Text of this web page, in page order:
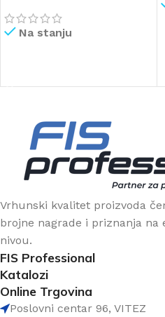
Na stanju
Vrhunski kvalitet proizvoda
brojne nagrade i priznanja na
nivou.
FIS Professional
Katalozi
Online Trgovina
Poslovni centar 96, VITEZ